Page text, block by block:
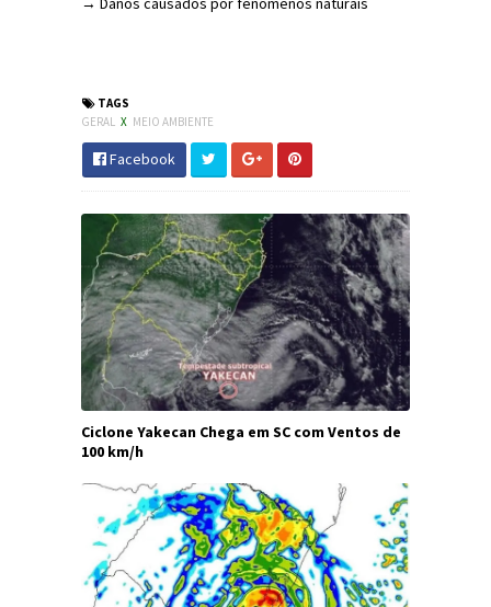
TAGS
GERAL X MEIO AMBIENTE
Facebook
Ciclone Yakecan Chega em SC com Ventos de
100 km/h